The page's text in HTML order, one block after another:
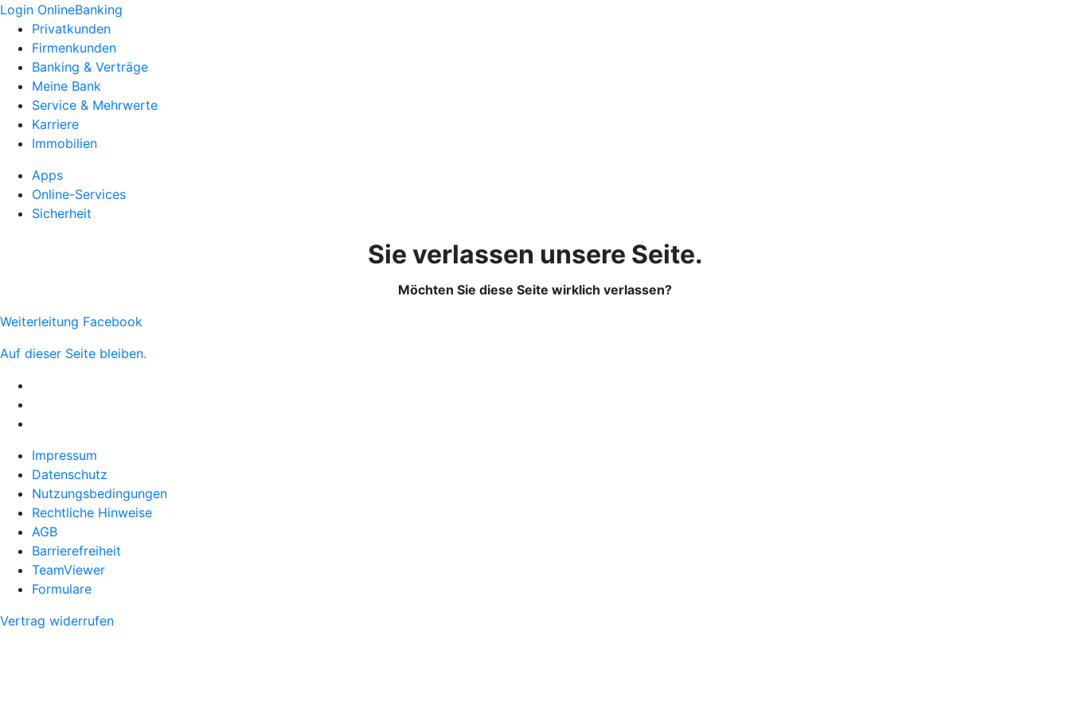
Login OnlineBanking
Privatkunden
Firmenkunden
Banking & Verträge
Meine Bank
Service & Mehrwerte
Karriere
Immobilien
Apps
Online-Services
Sicherheit
Sie verlassen unsere Seite.
Möchten Sie diese Seite wirklich verlassen?
Weiterleitung Facebook
Auf dieser Seite bleiben.
Impressum
Datenschutz
Nutzungsbedingungen
Rechtliche Hinweise
AGB
Barrierefreiheit
TeamViewer
Formulare
Vertrag widerrufen